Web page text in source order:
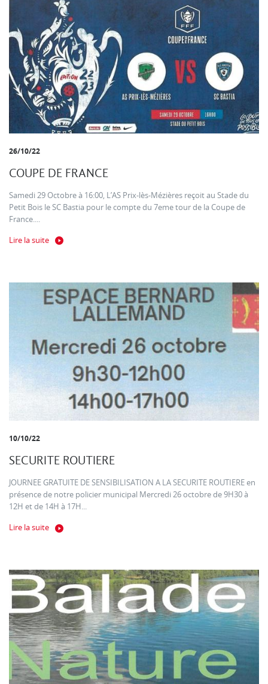
26/10/22
COUPE DE FRANCE
Samedi 29 Octobre à 16:00, L’AS Prix-lès-Mézières reçoit au Stade du
Petit Bois le SC Bastia pour le compte du 7eme tour de la Coupe de
France....
Lire la suite
10/10/22
SECURITE ROUTIERE
JOURNEE GRATUITE DE SENSIBILISATION A LA SECURITE ROUTIERE en
présence de notre policier municipal Mercredi 26 octobre de 9H30 à
12H et de 14H à 17H...
Lire la suite